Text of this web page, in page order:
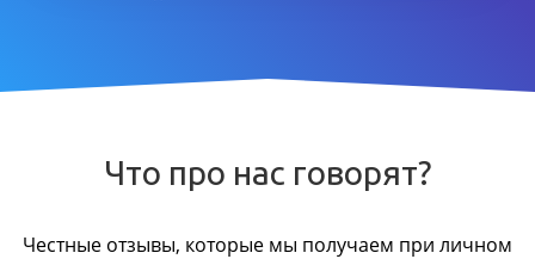
Что про нас говорят?
Честные отзывы, которые мы получаем при личном